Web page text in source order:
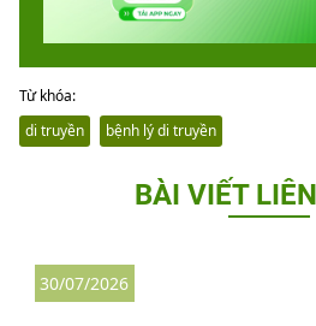
Từ khóa:
di truyền
bệnh lý di truyền
BÀI VIẾT
30/07/2026